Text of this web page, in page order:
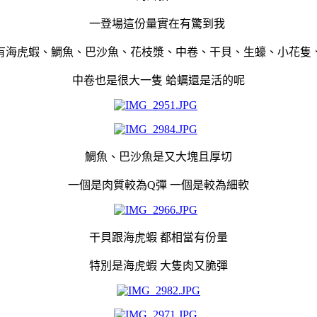
一登場這份量實在有驚到我
海虎蝦、鯛魚、巴沙魚、花枝漿、中卷、干貝、生蠔、小花隻
中卷也是很大一隻 蛤蠣還是活的呢
鯛魚、巴沙魚是又大塊且厚切
一個是肉質較為Q彈 一個是較為細軟
干貝跟海虎蝦 都相當有份量
特別是海虎蝦 大隻肉又脆彈